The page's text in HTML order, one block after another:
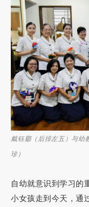
戴钰郿（后排左五）与幼
珍）
自幼就意识到学习的
小女孩走到今天，通